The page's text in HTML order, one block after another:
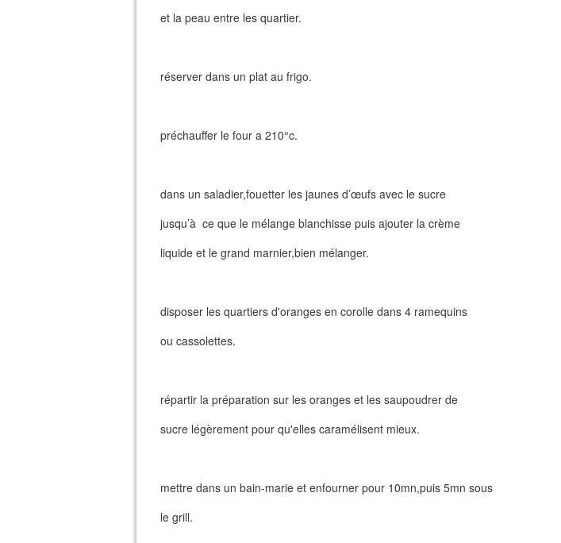
et la peau entre les quartier.
réserver dans un plat au frigo.
préchauffer le four a 210°c.
dans un saladier,fouetter les jaunes d’œufs avec le sucre
jusqu’à ce que le mélange blanchisse puis ajouter la crème
liquide et le grand marnier,bien mélanger.
disposer les quartiers d'oranges en corolle dans 4 ramequins
ou cassolettes.
répartir la préparation sur les oranges et les saupoudrer de
sucre légèrement pour qu'elles caramélisent mieux.
mettre dans un bain-marie et enfourner pour 10mn,puis 5mn sous
le grill.